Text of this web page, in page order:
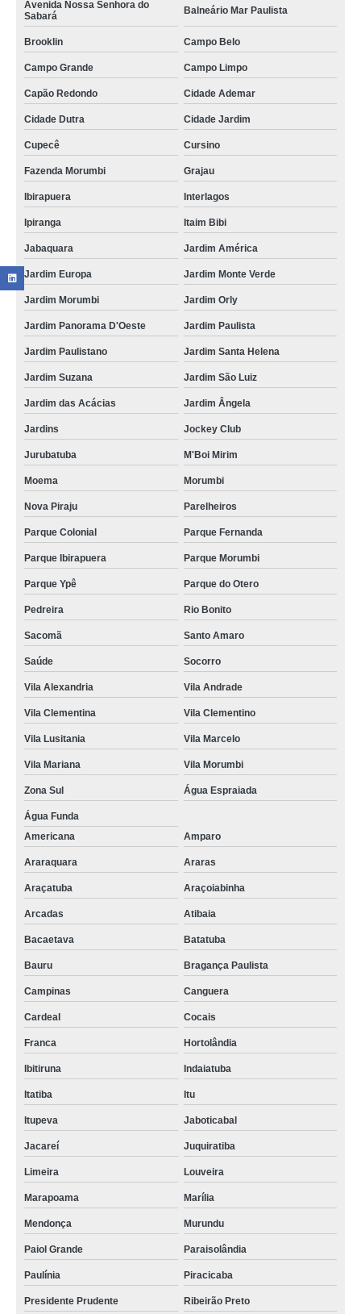
Avenida Nossa Senhora do
Sabará
Balneário Mar Paulista
Brooklin Campo Belo
Campo Grande Campo Limpo
Capão Redondo Cidade Ademar
Cidade Dutra Cidade Jardim
Cupecê Cursino
Fazenda Morumbi Grajau
Ibirapuera Interlagos
Ipiranga Itaim Bibi
Jabaquara Jardim América
Jardim Europa Jardim Monte Verde
Jardim Morumbi Jardim Orly
Jardim Panorama D'Oeste Jardim Paulista
Jardim Paulistano Jardim Santa Helena
Jardim Suzana Jardim São Luiz
Jardim das Acácias Jardim Ângela
Jardins Jockey Club
Jurubatuba M'Boi Mirim
Moema Morumbi
Nova Piraju Parelheiros
Parque Colonial Parque Fernanda
Parque Ibirapuera Parque Morumbi
Parque Ypê Parque do Otero
Pedreira Rio Bonito
Sacomã Santo Amaro
Saúde Socorro
Vila Alexandria Vila Andrade
Vila Clementina Vila Clementino
Vila Lusitania Vila Marcelo
Vila Mariana Vila Morumbi
Zona Sul Água Espraiada
Água Funda
Americana
Amparo
Araraquara Araras
Araçatuba Araçoiabinha
Arcadas Atibaia
Bacaetava Batatuba
Bauru Bragança Paulista
Campinas Canguera
Cardeal Cocais
Franca Hortolândia
Ibitiruna Indaiatuba
Itatiba Itu
Itupeva Jaboticabal
Jacareí Juquiratiba
Limeira Louveira
Marapoama Marília
Mendonça Murundu
Paiol Grande Paraisolândia
Paulínia Piracicaba
Presidente Prudente Ribeirão Preto